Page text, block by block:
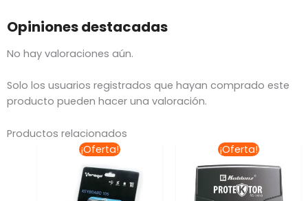
Opiniones destacadas
No hay valoraciones aún.
Solo los usuarios registrados que hayan comprado este
producto pueden hacer una valoración.
Productos relacionados
¡Oferta!
El
precio
original
era:
$238.00.
actual
es:
¡Oferta!
El
precio
original
era:
$630.53.
es: